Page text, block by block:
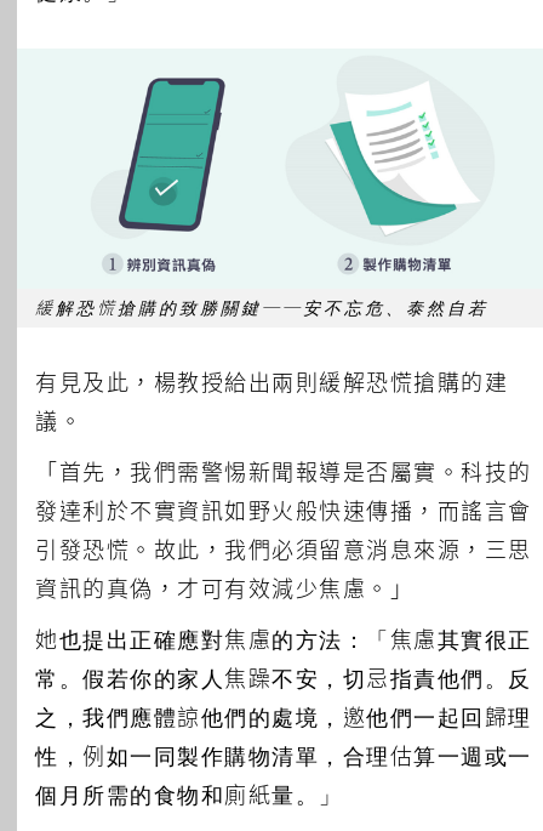
緩解恐慌搶購的致勝關鍵──安不忘危、泰然自若
有見及此，楊教授給出兩則緩解恐慌搶購的建
議。
「首先，我們需警惕新聞報導是否屬實。科技的
發達利於不實資訊如野火般快速傳播，而謠言會
引發恐慌。故此，我們必須留意消息來源，三思
資訊的真偽，才可有效減少焦慮。」
她也提出正確應對焦慮的方法：「焦慮其實很正
常。假若你的家人焦躁不安，切忌指責他們。反
之，我們應體諒他們的處境，邀他們一起回歸理
性，例如一同製作購物清單，合理估算一週或一
個月所需的食物和廁紙量。」